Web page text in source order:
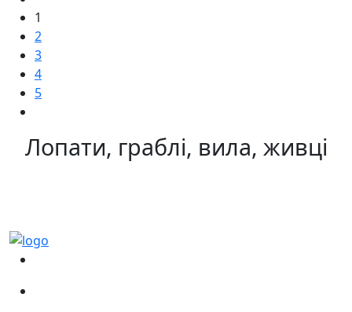
1
2
3
4
5
Лопати, граблі, вила, живці